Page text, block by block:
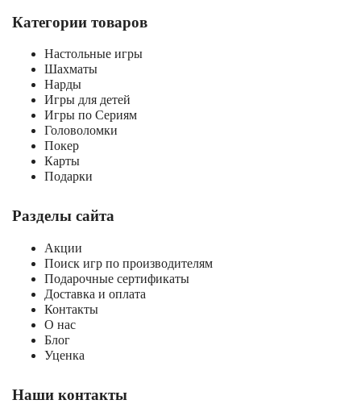
Категории товаров
Настольные игры
Шахматы
Нарды
Игры для детей
Игры по Сериям
Головоломки
Покер
Карты
Подарки
Разделы сайта
Акции
Поиск игр по производителям
Подарочные сертификаты
Доставка и оплата
Контакты
О нас
Блог
Уценка
Наши контакты